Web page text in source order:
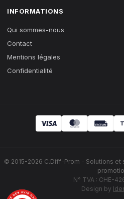
INFORMATIONS
Qui sommes-nous
Contact
Mentions légales
Confidentialité
© 2015-2026 C.Diff-Prom - Solutions
N° TVA : CHE-
Design by